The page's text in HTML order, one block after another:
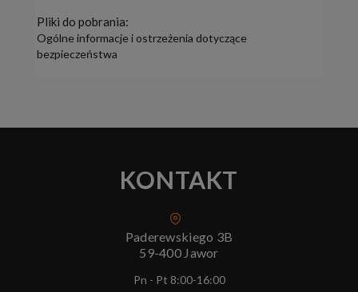
Pliki do pobrania:
Ogólne informacje i ostrzeżenia dotyczące
bezpieczeństwa
KONTAKT
Paderewskiego 3B
59-400 Jawor
Pn - Pt 8:00-16:00